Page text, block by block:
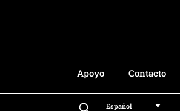
Apoyo Contacto
Español